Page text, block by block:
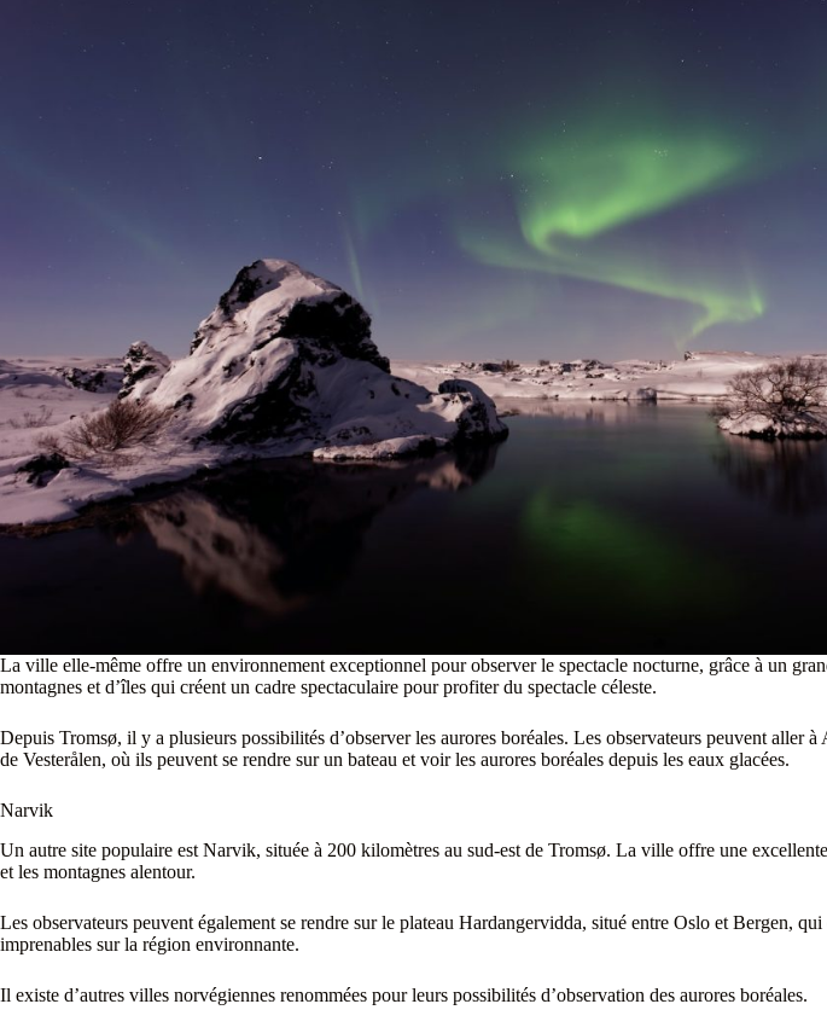
La ville elle-même offre un environnement exceptionnel pour observer le spectacle nocturne, grâce à un
montagnes et d’îles qui créent un cadre spectaculaire pour profiter du spectacle céleste.
Depuis Tromsø, il y a plusieurs possibilités d’observer les aurores boréales. Les observateurs peuvent aller à
de Vesterålen, où ils peuvent se rendre sur un bateau et voir les aurores boréales depuis les eaux glacées.
Narvik
Un autre site populaire est Narvik, située à 200 kilomètres au sud-est de Tromsø. La ville offre une
et les montagnes alentour.
Les observateurs peuvent également se rendre sur le plateau Hardangervidda, situé entre Oslo et Bergen,
imprenables sur la région environnante.
Il existe d’autres villes norvégiennes renommées pour leurs possibilités d’observation des aurores boréales.